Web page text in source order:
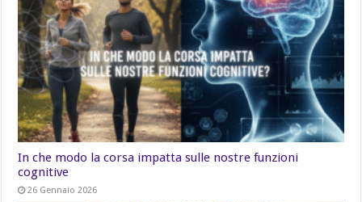
In che modo la corsa impatta sulle nostre funzioni
cognitive
26 Gennaio 2026